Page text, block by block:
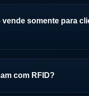
vende somente para
com RFID?